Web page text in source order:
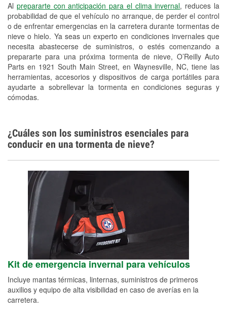
Al prepararte con anticipación para el clima invernal, reduces la
probabilidad de que el vehículo no arranque, de perder el control
o de enfrentar emergencias en la carretera durante tormentas de
nieve o hielo. Ya seas un experto en condiciones invernales que
necesita abastecerse de suministros, o estés comenzando a
prepararte para una próxima tormenta de nieve, O’Reilly Auto
Parts en 1921 South Main Street, en Waynesville, NC, tiene las
herramientas, accesorios y dispositivos de carga portátiles para
ayudarte a sobrellevar la tormenta en condiciones seguras y
cómodas.
Mangueras hidráulicas a la medida
Snowstorm Supplies
Conoce más
¿Cuáles son los suministros esenciales para
conducir en una tormenta de nieve?
Kit de emergencia invernal para vehículos
Incluye mantas térmicas, linternas, suministros de primeros
auxilios y equipo de alta visibilidad en caso de averías en la
carretera.